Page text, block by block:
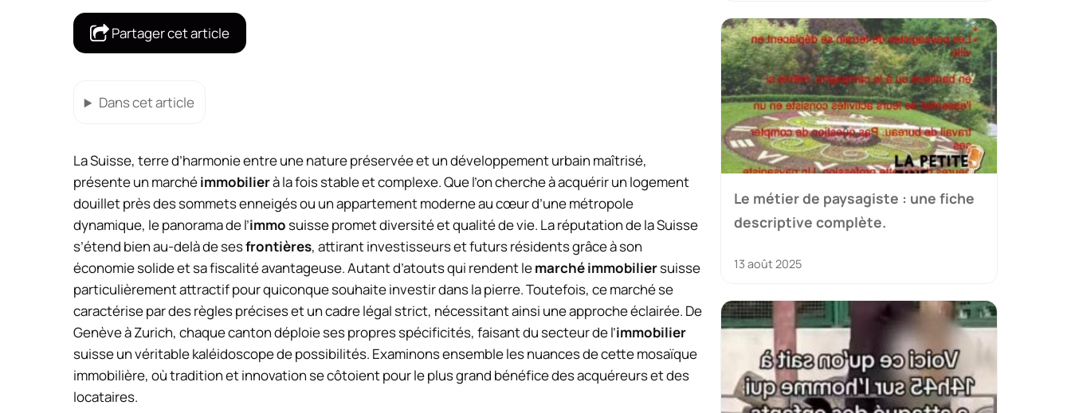
Partager cet article
Dans cet article
La Suisse, terre d’harmonie entre une nature préservée et un développement urbain maîtrisé,
présente un marchéimmobilierà la fois stable et complexe. Que l’on cherche à acquérir un logement
douillet près des sommets enneigés ou un appartement moderne au cœur d’une métropole
dynamique, le panorama de l’immosuisse promet diversité et qualité de vie. La réputation de la Suisse
s’étend bien au-delà de sesfrontières, attirant investisseurs et futurs résidents grâce à son
économie solide et sa fiscalité avantageuse. Autant d’atouts qui rendent lemarché immobiliersuisse
particulièrement attractif pour quiconque souhaite investir dans la pierre. Toutefois, ce marché se
caractérise par des règles précises et un cadre légal strict, nécessitant ainsi une approche éclairée. De
Genève à Zurich, chaque canton déploie ses propres spécificités, faisant du secteur de l’immobilier
suisse un véritable kaléidoscope de possibilités. Examinons ensemble les nuances de cette mosaïque
immobilière, où tradition et innovation se côtoient pour le plus grand bénéfice des acquéreurs et des
locataires.
Le métier de paysagiste : une fiche
descriptive complète.
13 août 2025